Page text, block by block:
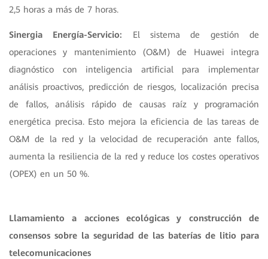
2,5 horas a más de 7 horas.
Sinergia Energía-Servicio: El sistema de gestión de
operaciones y mantenimiento (O&M) de Huawei integra
diagnóstico con inteligencia artificial para implementar
análisis proactivos, predicción de riesgos, localización precisa
de fallos, análisis rápido de causas raíz y programación
energética precisa. Esto mejora la eficiencia de las tareas de
O&M de la red y la velocidad de recuperación ante fallos,
aumenta la resiliencia de la red y reduce los costes operativos
(OPEX) en un 50 %.
Llamamiento a acciones ecológicas y construcción de
consensos sobre la seguridad de las baterías de litio para
telecomunicaciones